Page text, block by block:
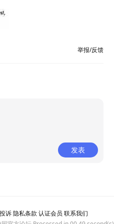
举报/反馈
发表
诉隐私条款 认证会员 联系我们